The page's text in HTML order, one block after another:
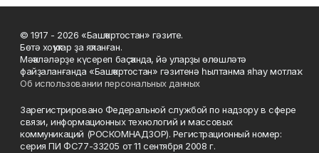
© 1917 - 2026 «Башҡортостан» гәзите.
Бөтә хоҡуҡтар ҙа яҡланған.
Мәҡәләләрҙе күсереп баҫҡанда, йә уларҙы өлөшләтә
файҙаланғанда «Башҡортостан» гәзитенә һылтанма яһау мотлаҡ.
Об использовании персональных данных
Зарегистрировано Федеральной службой по надзору в сфере
связи, информационных технологий и массовых
коммуникаций (РОСКОМНАДЗОР). Регистрационный номер:
серия ПИ ФС77-33205 от 11 сентября 2008 г.